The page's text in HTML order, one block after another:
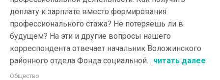
доплату к зарплате вместо формирования
профессионального стажа? Не потеряешь ли в
будущем? На эти и другие вопросы нашего
корреспондента отвечает начальник Воложинского
районного отдела Фонда социальной... читать далее
Общество